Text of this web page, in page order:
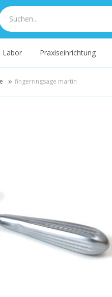
Labor Praxiseinrichtung
fingerringsäge martin